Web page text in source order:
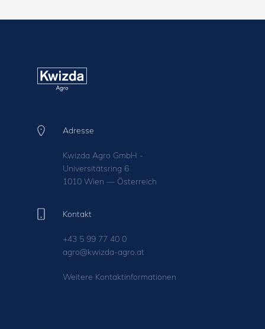
Adresse
Kwizda Agro GmbH -
Universitätsring 6
1010 Wien — Österreich
Kontakt
+43 5 99 77 40 0
agro@kwizda-agro.at
Weitere Kontaktinformationen